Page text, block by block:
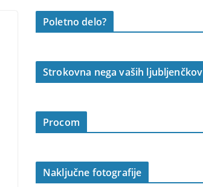
Poletno delo?
Strokovna nega vaših ljubljenčkov
Procom
Naključne fotografije